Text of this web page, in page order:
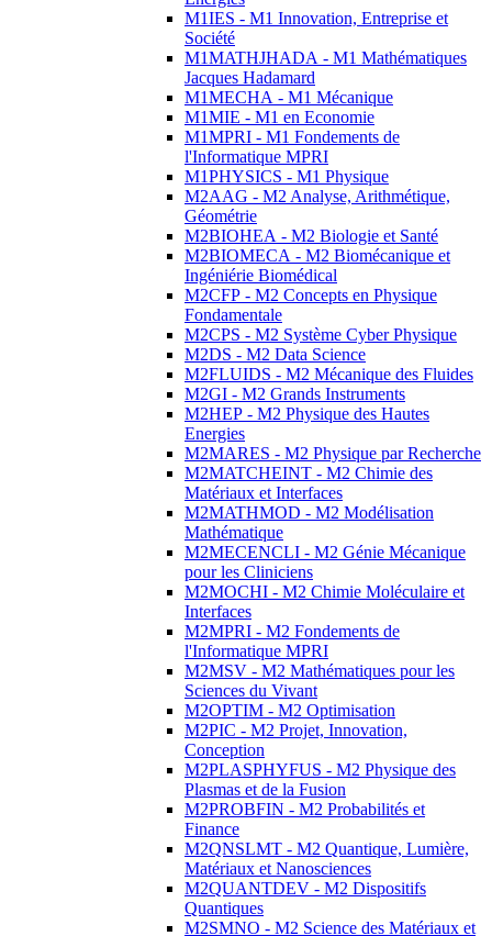
M1IES - M1 Innovation, Entreprise et
Société
M1MATHJHADA - M1 Mathématiques
Jacques Hadamard
M1MECHA - M1 Mécanique
M1MIE - M1 en Economie
M1MPRI - M1 Fondements de
l'Informatique MPRI
M1PHYSICS - M1 Physique
M2AAG - M2 Analyse, Arithmétique,
Géométrie
M2BIOHEA - M2 Biologie et Santé
M2BIOMECA - M2 Biomécanique et
Ingéniérie Biomédical
M2CFP - M2 Concepts en Physique
Fondamentale
M2CPS - M2 Système Cyber Physique
M2DS - M2 Data Science
M2FLUIDS - M2 Mécanique des Fluides
M2GI - M2 Grands Instruments
M2HEP - M2 Physique des Hautes
Energies
M2MARES - M2 Physique par Recherche
M2MATCHEINT - M2 Chimie des
Matériaux et Interfaces
M2MATHMOD - M2 Modélisation
Mathématique
M2MECENCLI - M2 Génie Mécanique
pour les Cliniciens
M2MOCHI - M2 Chimie Moléculaire et
Interfaces
M2MPRI - M2 Fondements de
l'Informatique MPRI
M2MSV - M2 Mathématiques pour les
Sciences du Vivant
M2OPTIM - M2 Optimisation
M2PIC - M2 Projet, Innovation,
Conception
M2PLASPHYFUS - M2 Physique des
Plasmas et de la Fusion
M2PROBFIN - M2 Probabilités et
Finance
M2QNSLMT - M2 Quantique, Lumière,
Matériaux et Nanosciences
M2QUANTDEV - M2 Dispositifs
Quantiques
M2SMNO - M2 Science des Matériaux et